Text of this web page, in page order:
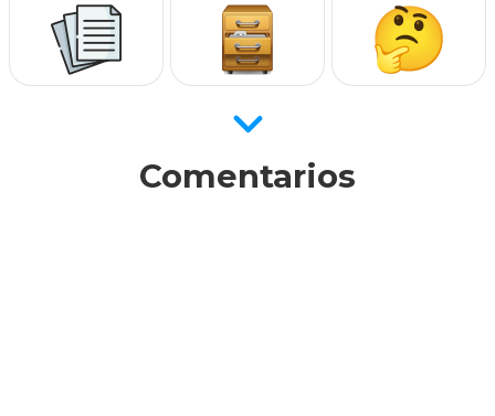
Comentarios